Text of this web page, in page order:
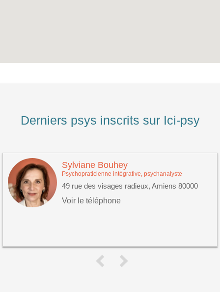
Derniers psys inscrits sur Ici-psy
Sylviane Bouhey
Psychopraticienne intégrative, psychanalyste
49 rue des visages radieux, Amiens 80000
Voir le téléphone